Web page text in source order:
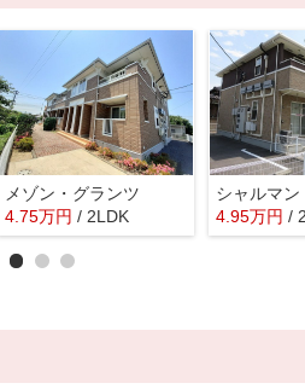
メゾン・グランツ
4.75万円 / 2LDK
シャルマ
4.95万円 /